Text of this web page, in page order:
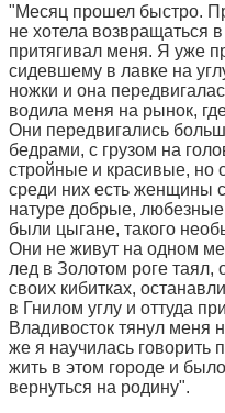
"Месяц прошел быстро.
не хотела возвращаться
притягивал меня. Я уже
сидевшему в лавке на
ножки и она
водила меня на рынок,
Они передвигались
бедрами, с грузом на
стройные и красивые, но
среди них есть женщины
натуре добрые,
были цыгане, такого
Они не живут на одном
лед в Золотом роге таял,
своих кибитках,
в Гнилом углу и оттуда
Владивосток тянул меня
же я научилась говорить
жить в этом городе и
вернуться на родину".